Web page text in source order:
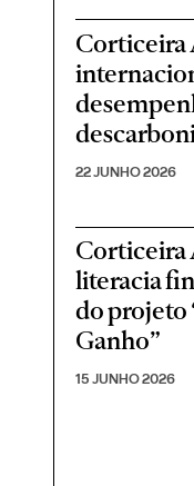
Corticeira
22 JUNHO 2026
Corticeira
literacia
do projeto
Ganho”
15 JUNHO 2026